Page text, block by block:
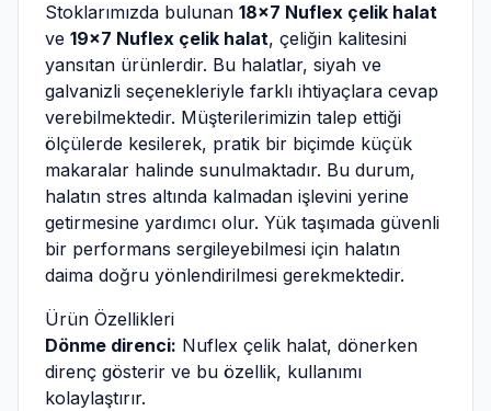
Stoklarımızda bulunan 18x7 Nuflex çelik halat
ve 19x7 Nuflex çelik halat, çeliğin kalitesini
yansıtan ürünlerdir. Bu halatlar, siyah ve
galvanizli seçenekleriyle farklı ihtiyaçlara cevap
verebilmektedir. Müşterilerimizin talep ettiği
ölçülerde kesilerek, pratik bir biçimde küçük
makaralar halinde sunulmaktadır. Bu durum,
halatın stres altında kalmadan işlevini yerine
getirmesine yardımcı olur. Yük taşımada güvenli
bir performans sergileyebilmesi için halatın
daima doğru yönlendirilmesi gerekmektedir.
Ürün Özellikleri
Dönme direnci: Nuflex çelik halat, dönerken
direnç gösterir ve bu özellik, kullanımı
kolaylaştırır.